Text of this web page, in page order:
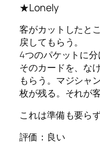
★Lonely
客がカットしたと
戻してもらう。
4つのパケットに
そのカードを、な
もらう。マジシャ
枚が残る。それが
これは準備も要ら
評価：良い